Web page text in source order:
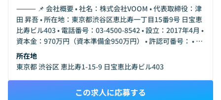
⸻ 📌 会社概要 • 社名：株式会社VOOM • 代表取締役：津
田 昇吾 • 所在地：東京都渋谷区恵比寿一丁目15番9号 日宝恵
比寿ビル403 • 電話番号：03-4500-8542 • 設立：2017年4月 •
資本金：970万円（資本準備金950万円） • 許認可番号： • 一
般労働者派遣（厚生労働大臣許可番号 派 13-315133） • 有料
職業紹介（厚生労働大臣許可番号 13-ユ-312681） • 公式サイ
ト：https://voom0707.com ￼ ⸻ 💼 主な事業内容 VOOM
所在地
東京都 渋谷区 恵比寿1-15-9 日宝恵比寿ビル403
この求人に応募する